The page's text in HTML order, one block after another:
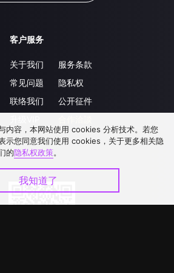
客户服务
关于我们
常见问题
联络我们
服务条款
隐私权
公开征件
内容，本网站使用 cookies 分析技术。若您
示您同意我们使用 cookies，关于更多相关隐
的隐私权政策。
我知道了